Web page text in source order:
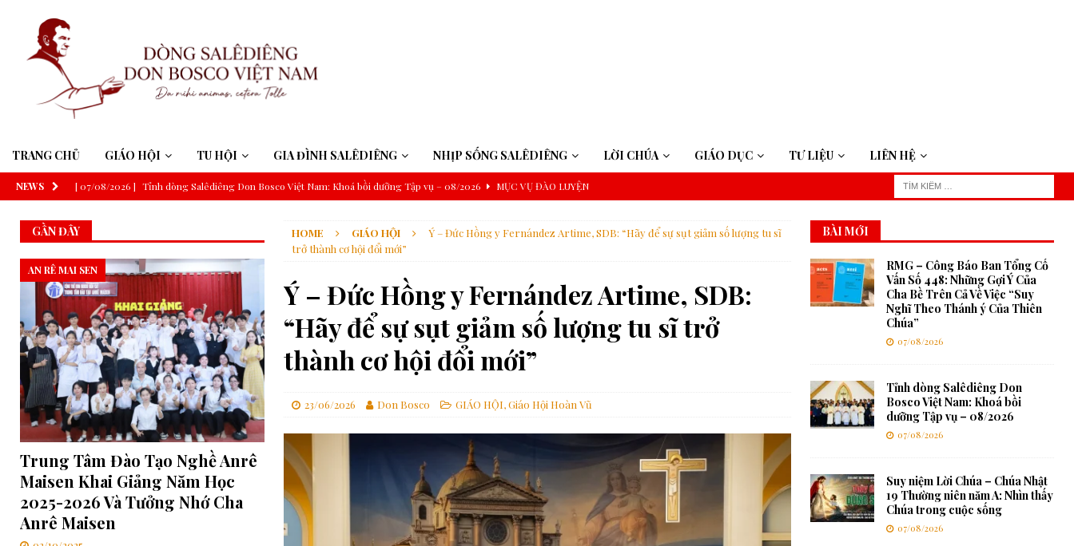
TRANG CHỦ GIÁO HỘI TU HỘI GIA ĐÌNH SALÊDIÊNG NHỊP SỐNG SALÊDIÊNG LỜI CHÚA GIÁO DỤC TƯ LIỆU LIÊN HỆ
NEWS [ 07/08/2026 ] Tỉnh dòng Salêdiêng Don Bosco Việt Nam: Khoá bồi dưỡng Tập vụ – 08/2026 MỤC VỤ ĐÀO LUYỆN
[ 06/08/2026 ] Đức Thánh Cha: Truyền thông phải phục vụ công ích của gia đình nhân loại ĐỨC GIÁO HOÀNG
[ 06/08/2026 ] Đức Thánh Cha sẽ tông du Uruguay, Argentina và Pêru
[ 06/08/2026 ] Trí tuệ nhân tạo và trí tuệ Giáo hội theo thông điệp Magnifica Humanitas GIÁO HỘI
[ 06/08/2026 ] ĐHY Parolin tại Guatemala: Nói không với bất bình đẳng và tham nhũng GIÁO HỘI
[ 06/08/2026 ] GIÁO HỘI
[ 06/08/2026 ] Đối thoại Kitô giáo–Khổng giáo: Cùng nhau xây dựng một thế giới hài hòa hơn
[ 06/08/2026 ] Lễ Tôn phong Chân phước cho Cha Elia Comini và các linh mục tử đạo tại Monte Sole TIN SDB
[ 07/08/2026 ] RMG – Công Báo Ban Tổng Cố Vấn Số 448: Những Gợi Ý Của Cha Bề Trên Cả Về Việc “Suy Nghĩ Theo Thánh ý Của Thiên
Chúa” TRUNG ƯƠNG
HOME GIÁO HỘI
Ý – Đức Hồng y Fernández Artime, SDB: “Hãy để sự sụt giảm số lượng tu sĩ
trở thành cơ hội đổi mới”
Ý – Đức Hồng y Fernández Artime, SDB:
“Hãy để sự sụt giảm số lượng tu sĩ trở
thành cơ hội đổi mới”
23/06/2026 Don Bosco GIÁO HỘI,Giáo Hội Hoàn Vũ
GẦN ĐÂY
Trung Tâm Đào Tạo Nghề Anrê
Maisen Khai Giảng Năm Học
2025-2026 Và Tưởng Nhớ Cha
Anrê Maisen
AN RÊ MAI SEN
BÀI MỚI
RMG – Công Báo Ban Tổng Cố
Vấn Số 448: Những Gợi Ý Của
Cha Bề Trên Cả Về Việc “Suy
Nghĩ Theo Thánh ý Của Thiên
Chúa”
07/08/2026
Tỉnh dòng Salêdiêng Don
Bosco Việt Nam: Khoá bồi
dưỡng Tập vụ – 08/2026
07/08/2026
Suy niệm Lời Chúa – Chúa Nhật
19 Thường niên năm A: Nhìn thấy
Chúa trong cuộc sống
07/08/2026